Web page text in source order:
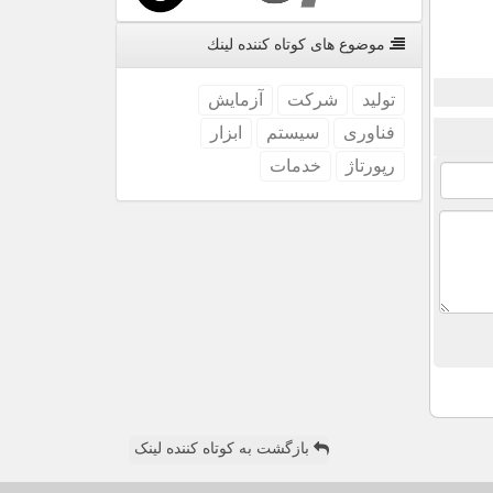
موضوع های كوتاه كننده لینك
تولید شركت
آزمایش
فناوری
سیستم
ابزار
رپورتاژ
خدمات
بازگشت به کوتاه کننده لینک